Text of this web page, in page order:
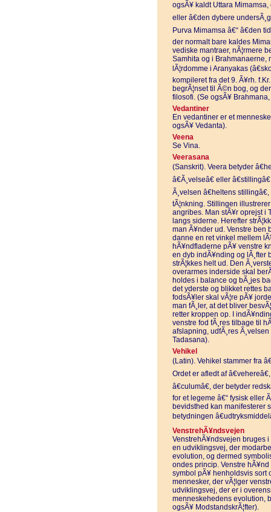
ogsÃ¥ kaldt Uttara Mimamsa,
eller â€den dybere
Purva Mimamsa â€“ â€den
der normalt bare kaldes
vediske mantraer, nÃ¦rmere
Samhita og i Brahmanaerne,
lÃ¦rdomme i Aranyakas
kompileret fra det 9. Ã¥rh.
begrÃ¦nset til Ã©n bog, og
filosofi. (Se ogsÃ¥
Vedantiner
En vedantiner er et
ogsÃ¥ Vedanta).
Veena
Se Vina.
Veerasana
(Sanskrit). Veera betyder
â€Ã¸velseâ€ eller
Ã¸velsen â€heltens
tÃ¦nkning. Stillingen
angribes. Man stÃ¥r oprejst i
langs siderne. Herefter
man Ã¥nder ud. Venstre ben
danne en ret vinkel mellem
hÃ¥ndfladerne pÃ¥ venstre
en dyb indÃ¥nding og lÃ¸fter
strÃ¦kkes helt ud. Den
overarmes inderside skal
holdes i balance og bÃ¸jes
det yderste og blikket rettes
fodsÃ¥ler skal vÃ¦re pÃ¥
man fÃ¸ler, at det bliver
retter kroppen op. I
venstre fod fÃ¸res tilbage til
afslapning, udfÃ¸res
Tadasana).
Vehikel
(Latin). Vehikel stammer fra
Ordet er afledt af
â€culumâ€, der betyder
for et legeme â€“ fysisk eller
bevidsthed kan manifesterer
betydningen
VenstrehÃ¥ndsvejen
VenstrehÃ¥ndsvejen bruges
en udviklingsvej, der
evolution, og dermed
ondes princip. Venstre
symbol pÃ¥ henholdsvis sort
mennesker, der vÃ¦lger
udviklingsvej, der er i
menneskehedens evolution,
ogsÃ¥ ModstandskrÃ¦fter).